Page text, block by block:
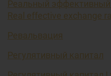
Реальный
Real effective exchange
Ревальвация
Регулятивный капитал